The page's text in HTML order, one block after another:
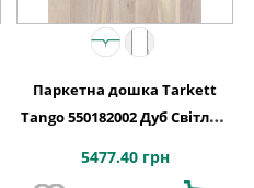
Паркетна дошка Tarkett
Tango 550182002 Дуб Світлий
5477.40 грн